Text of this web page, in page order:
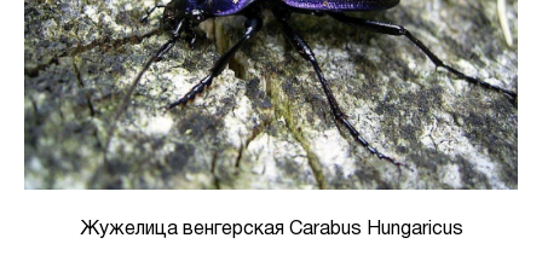
Жужелица венгерская Carabus Hungaricus